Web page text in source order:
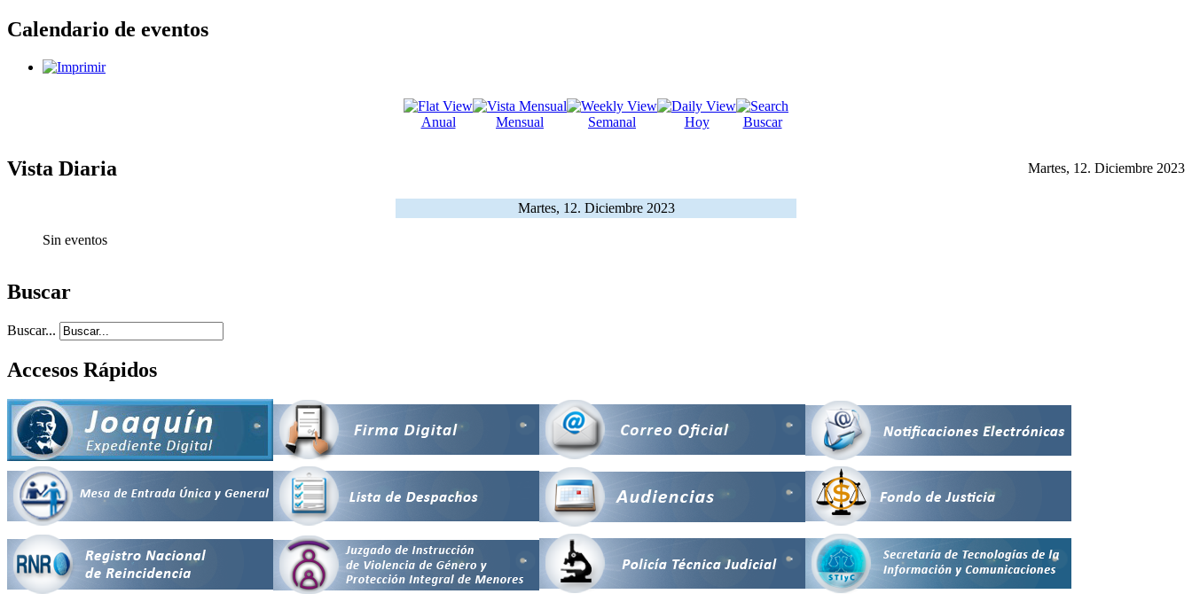
Calendario de eventos
Anual Mensual Semanal Hoy Buscar
Vista Diaria Martes, 12. Diciembre 2023
Martes, 12. Diciembre 2023
Sin eventos
Buscar
Buscar...
Accesos Rápidos